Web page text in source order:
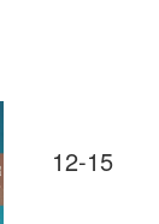
12-15